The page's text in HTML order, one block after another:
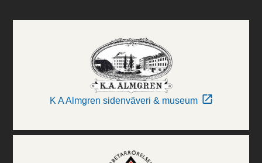
K A Almgren sidenväveri & museum